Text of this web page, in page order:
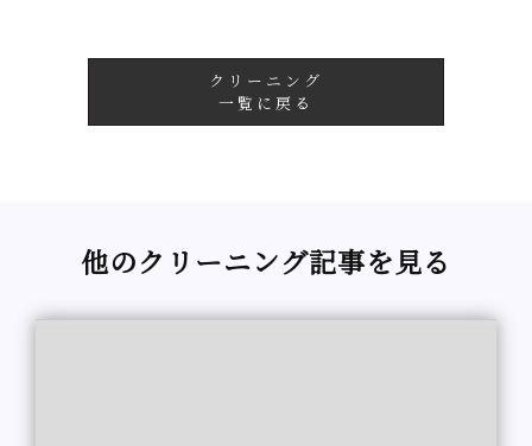
クリーニング
一覧に戻る
他のクリーニング記事を見る